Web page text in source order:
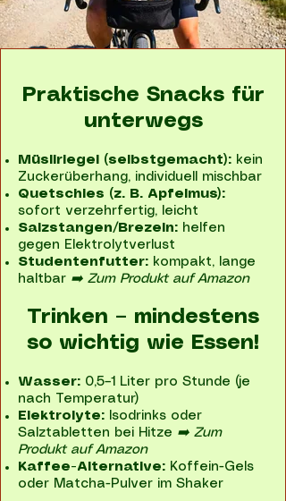
Praktische Snacks für
unterwegs
Müsliriegel (selbstgemacht): kein
Zuckerüberhang, individuell mischbar
Quetschies (z. B. Apfelmus):
sofort verzehrfertig, leicht
Salzstangen/Brezeln: helfen
gegen Elektrolytverlust
Studentenfutter: kompakt, lange
haltbar ➡️ Zum Produkt auf Amazon
Trinken – mindestens
so wichtig wie Essen!
Wasser: 0,5–1 Liter pro Stunde (je
nach Temperatur)
Elektrolyte: Isodrinks oder
Salztabletten bei Hitze ➡️ Zum
Produkt auf Amazon
Kaffee-Alternative: Koffein-Gels
oder Matcha-Pulver im Shaker